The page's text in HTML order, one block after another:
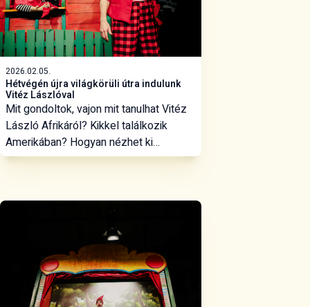
2026.02.05.
Hétvégén újra világkörüli útra indulunk
Vitéz Lászlóval
Mit gondoltok, vajon mit tanulhat Vitéz
László Afrikáról? Kikkel találkozik
Amerikában? Hogyan nézhet ki
Ausztrália, milyen állatok lakják? Mit
bemutatott előadásunk kalandos
utazásának részesei lehetnek a
családok február 8-án, vasárnap 10
órától a Kossuth utcai Szabó Magda
Pódiumtermünkben.